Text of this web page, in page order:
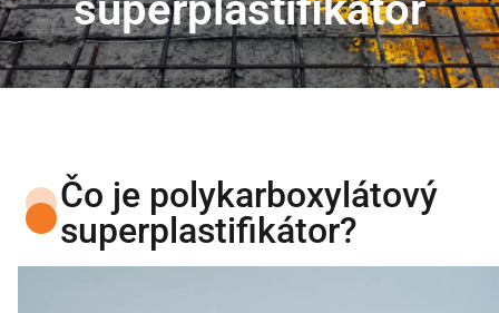
Čo je polykarboxylátový
superplastifikátor?